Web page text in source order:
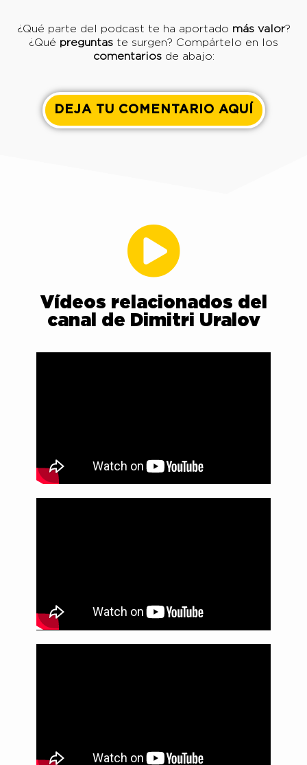
¿Qué parte del podcast te ha aportado más valor?
¿Qué preguntas te surgen? Compártelo en los
comentariosde abajo:
DEJA TU COMENTARIO AQUÍ
Vídeos relacionados del
canal de Dimitri Uralov